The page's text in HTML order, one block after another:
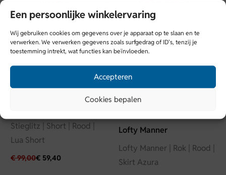
Een persoonlijke winkelervaring
Wij gebruiken cookies om gegevens over je apparaat op te slaan en te
verwerken. We verwerken gegevens zoals surfgedrag of ID's, tenzij je
toestemming intrekt, wat functies kan beïnvloeden.
Accepteren
Cookies bepalen
Stieglitz | Short | Rood |
Lua Short
€99,00€ 59,40
Lofty Manner
Lofty Manner | Rok | Rood |
Skirt Azura